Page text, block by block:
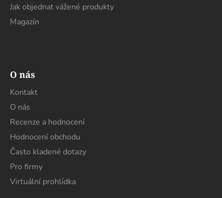
Jak objednat vážené produkty
Magazín
O nás
Kontakt
O nás
Recenze a hodnocení
Hodnocení obchodu
Často kladené dotazy
Pro firmy
Virtuální prohlídka